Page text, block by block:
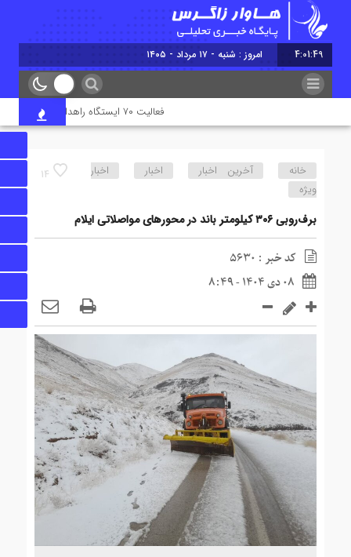
4:01:50 امروز : شنبه - ۱۷ مرداد - ۱۴۰۵
فعالیت ۷۰ ایستگاه راهداری در جاده‌های ایلام همزمان با تردد زائران اربعین
14 خانه آخرین اخبار اخبار
اخبار
ویژه
برف‌روبی ۳۰۶ کیلومتر باند در محورهای مواصلاتی ایلام
کد خبر : 5630
08 دی 1404 - 8:49